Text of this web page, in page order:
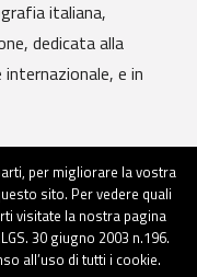
italiana,
dedicata alla
e in
per migliorare la vostra
sito. Per vedere quali
visitate la nostra pagina
30 giugno 2003 n.196.
all’uso di tutti i cookie.